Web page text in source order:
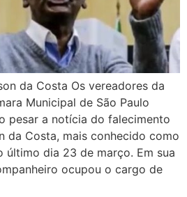
da Costa Os vereadores da
Municipal de São Paulo
pesar a notícia do falecimento
da Costa, mais conhecido como
último dia 23 de março. Em sua
ocupou o cargo de